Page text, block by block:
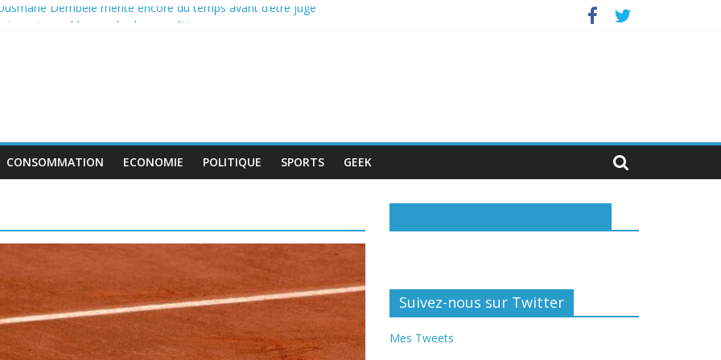
Dembélé mérite encore du temps avant d’être jugé
CONSOMMATION ECONOMIE POLITIQUE SPORTS GEEK
Suivez-nous sur Twitter
Mes Tweets